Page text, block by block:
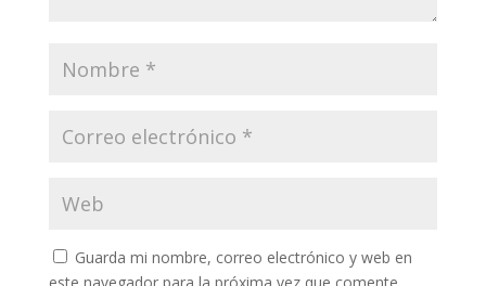
Guarda mi nombre, correo electrónico y web en